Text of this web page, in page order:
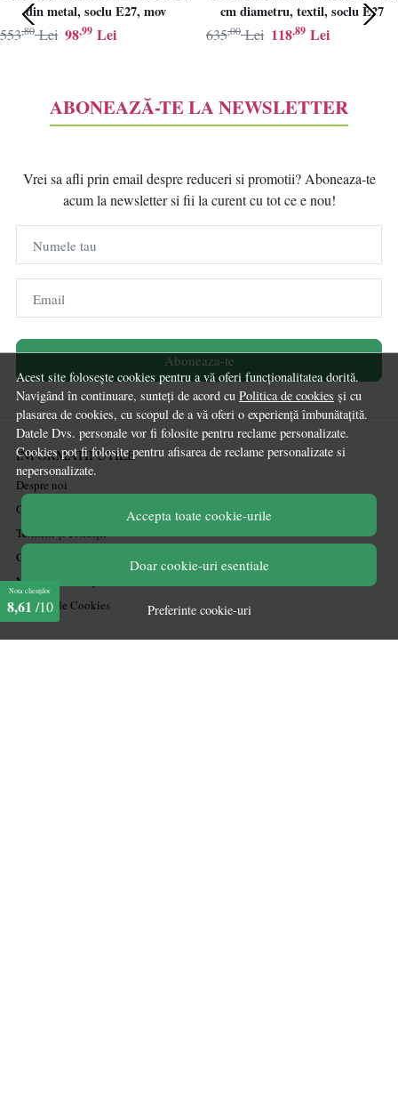
Acest site folosește cookies pentru a vă oferi funcționalitatea dorită.
Navigând în continuare, sunteți de acord cu Politica de cookies și cu
plasarea de cookies, cu scopul de a vă oferi o experiență îmbunătațită.
Datele Dvs. personale vor fi folosite pentru reclame personalizate.
Cookies pot fi folosite pentru afisarea de reclame personalizate si
nepersonalizate.
Accepta toate cookie-urile
Doar cookie-uri esentiale
Preferinte cookie-uri
din metal, soclu E27, mov
98,99 Lei
553,80 Lei
cm diametru, textil, soclu E27
118,89 Lei
635,00 Lei
ABONEAZĂ-TE LA NEWSLETTER
Vrei sa afli prin email despre reduceri si promotii? Aboneaza-te
acum la newsletter si fii la curent cu tot ce e nou!
Numele tau
Email
Aboneaza-te
INFORMATII UTILE
Despre noi
Ghiduri și Idei de Amenajare
Termeni și condiții
Confidențialitate
Mărturiile clienților
Politica de Cookies
Nota clienților
8,61 /10